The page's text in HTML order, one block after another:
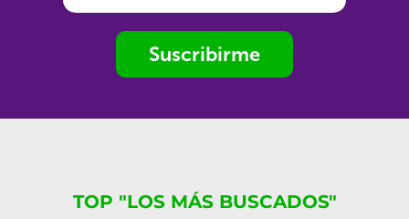
Suscribirme
TOP "LOS MÁS BUSCADOS"